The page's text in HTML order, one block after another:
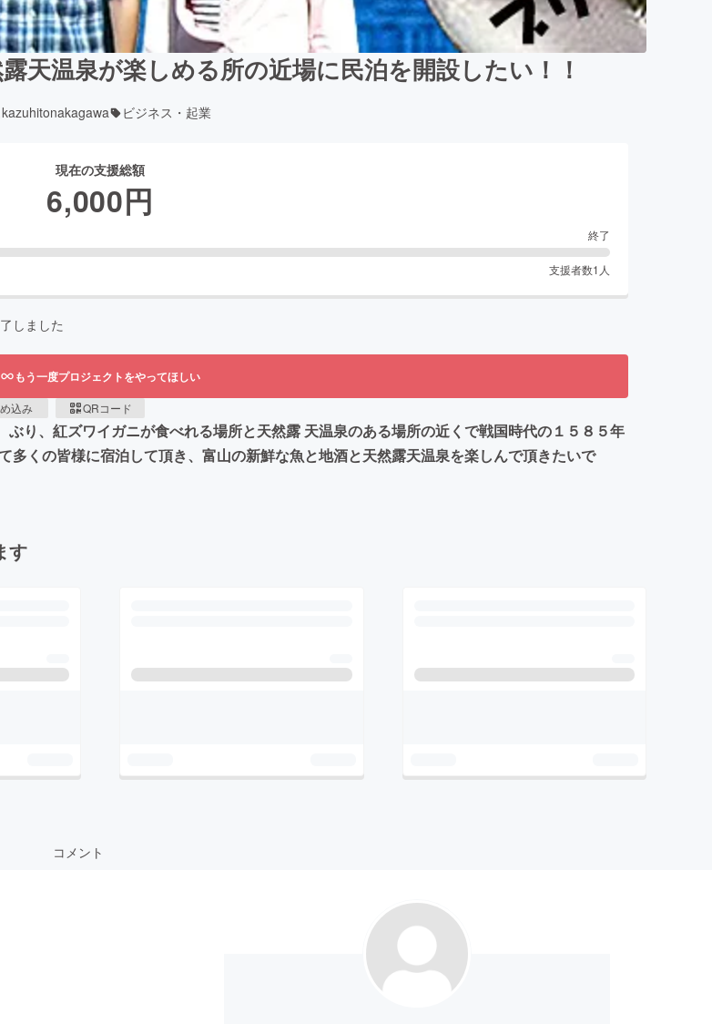
天温泉が楽しめる所の近場に民泊を開設したい！！
kazuhitonakagawa ビジネス・起業
現在の支援総額
6,000円
終了
支援者数1 人
しました
もう一度プロジェクトをやってほしい
込み QRコード
り、紅ズワイガニが食べれる場所と天然露 天温泉のある場所の近くで戦国時代の１５８５年
多くの皆様に宿泊して頂き、富山の新鮮な魚と地酒と天然露天温泉を楽しんで頂きたいで
す
コメント